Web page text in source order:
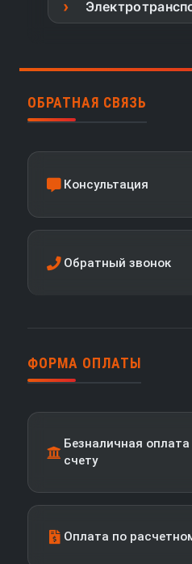
ОБРАТНАЯ СВЯЗЬ
Консультация
Обратный звонок
ФОРМА ОПЛАТЫ
Безналичная
счету
Оплата по